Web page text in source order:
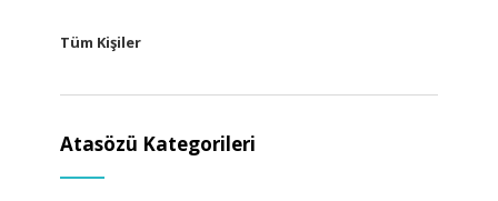
Tüm Kişiler
Atasözü Kategorileri